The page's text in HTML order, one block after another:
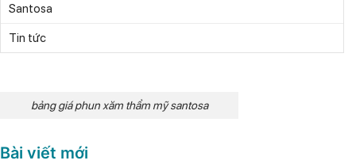
Santosa
Tin tức
bảng giá phun xăm thẩm mỹ santosa
Bài viết mới